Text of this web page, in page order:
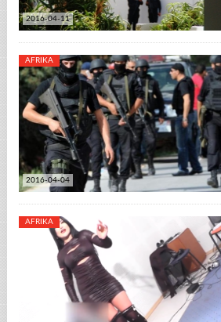
2016-04-11
2016-04-04
AFRIKA
AFRIKA